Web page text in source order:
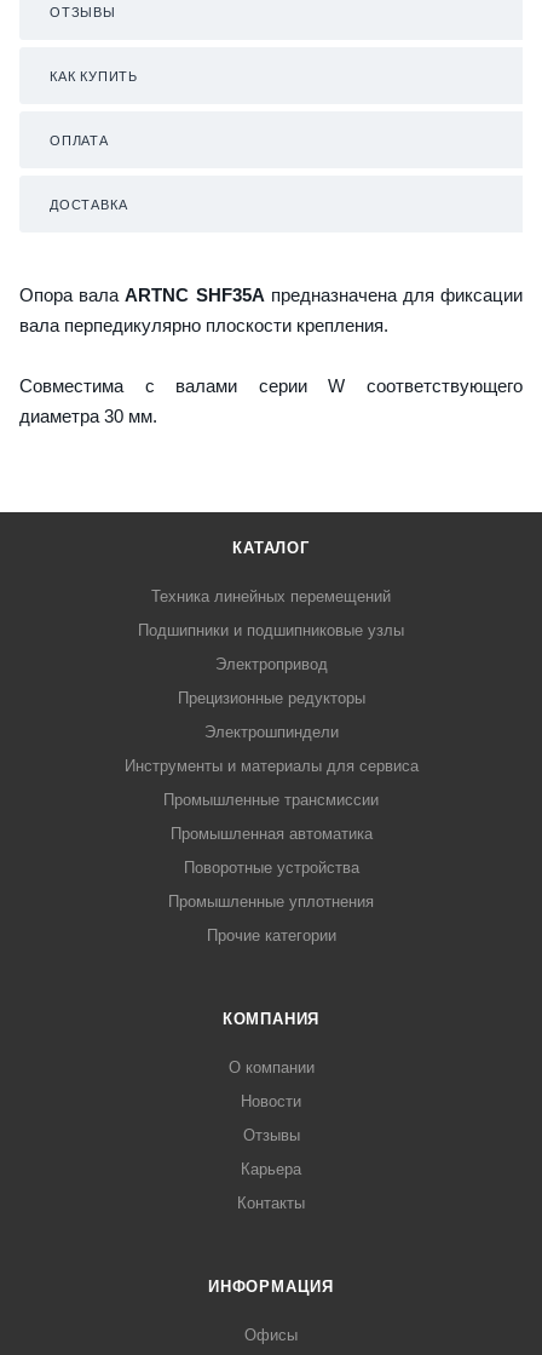
ОТЗЫВЫ
КАК КУПИТЬ
ОПЛАТА
ДОСТАВКА
Опора валаARTNC SHF35A предназначена для фиксации
вала перпедикулярно плоскости крепления.
Совместима с валами серии W соответствующего
диаметра 30 мм.
КАТАЛОГ
Техника линейных перемещений
Подшипники и подшипниковые узлы
Электропривод
Прецизионные редукторы
Электрошпиндели
Инструменты и материалы для сервиса
Промышленные трансмиссии
Промышленная автоматика
Поворотные устройства
Промышленные уплотнения
Прочие категории
КОМПАНИЯ
О компании
Новости
Отзывы
Карьера
Контакты
ИНФОРМАЦИЯ
Офисы